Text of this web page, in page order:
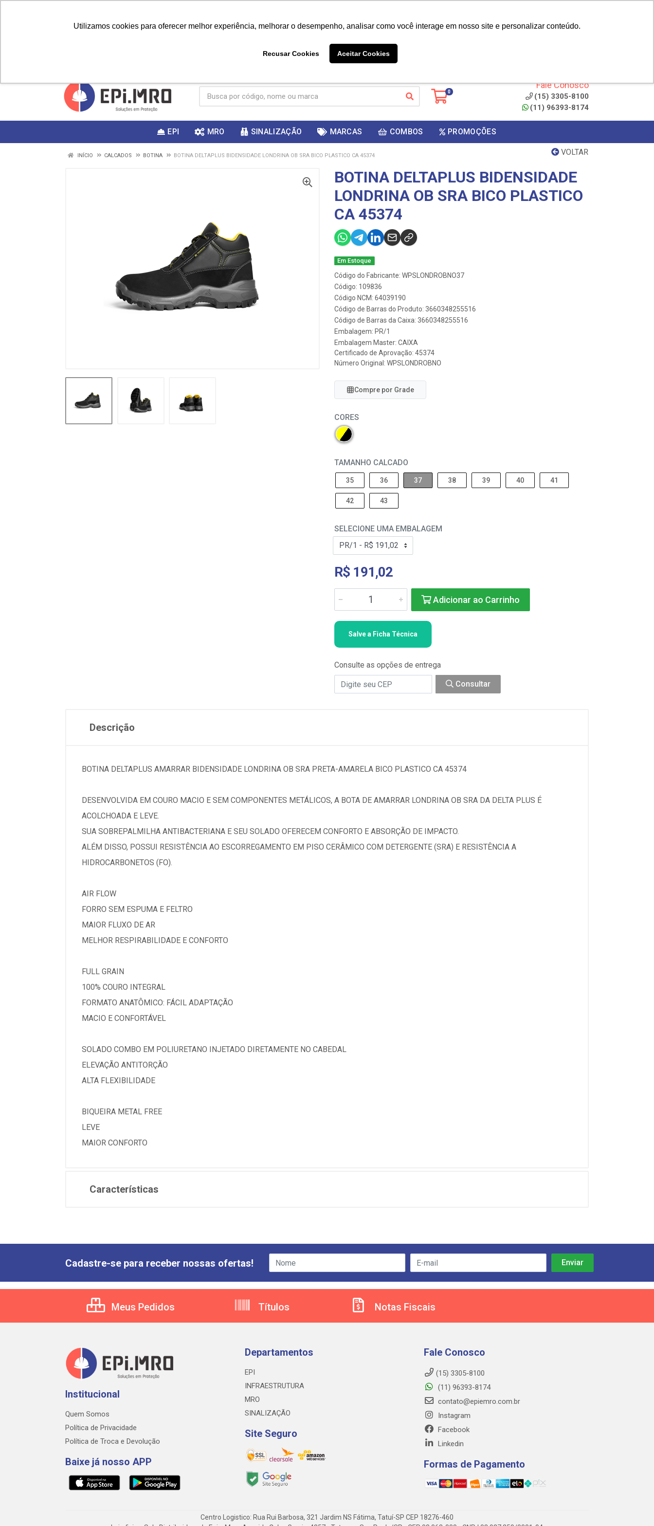
Utilizamos cookies para oferecer melhor experiência, melhorar o desempenho, analisar como você interage em nosso site e personalizar conteúdo.
Recusar Cookies Aceitar Cookies
ganhar
0
Fale Conosco
(15) 3305-8100
(11) 96393-8174
EPI MRO SINALIZAÇÃO MARCAS COMBOS PROMOÇÕES
VOLTAR
INÍCIO CALCADOS BOTINA BOTINA DELTAPLUS BIDENSIDADE LONDRINA OB SRA BICO PLASTICO CA 45374
BOTINA DELTAPLUS BIDENSIDADE
LONDRINA OB SRA BICO PLASTICO
CA 45374
Em Estoque
Código do Fabricante: WPSLONDROBNO37
Código: 109836
Código NCM: 64039190
Código de Barras do Produto: 3660348255516
Código de Barras da Caixa: 3660348255516
Embalagem: PR/1
Embalagem Master: CAIXA
Certificado de Aprovação: 45374
Número Original: WPSLONDROBNO
Compre por Grade
CORES
TAMANHO CALCADO
35 36 37 38 39 40 41
42 43
SELECIONE UMA EMBALAGEM
R$ 191,02
Adicionar ao Carrinho
Salve a Ficha Técnica
Consulte as opções de entrega
Consultar
Descrição
BOTINA DELTAPLUS AMARRAR BIDENSIDADE LONDRINA OB SRA PRETA-AMARELA BICO PLASTICO CA 45374
DESENVOLVIDA EM COURO MACIO E SEM COMPONENTES METÁLICOS, A BOTA DE AMARRAR LONDRINA OB SRA DA DELTA PLUS É
ACOLCHOADA E LEVE.
SUA SOBREPALMILHA ANTIBACTERIANA E SEU SOLADO OFERECEM CONFORTO E ABSORÇÃO DE IMPACTO.
ALÉM DISSO, POSSUI RESISTÊNCIA AO ESCORREGAMENTO EM PISO CERÂMICO COM DETERGENTE (SRA) E RESISTÊNCIA A
HIDROCARBONETOS (FO).
AIR FLOW
FORRO SEM ESPUMA E FELTRO
MAIOR FLUXO DE AR
MELHOR RESPIRABILIDADE E CONFORTO
FULL GRAIN
100% COURO INTEGRAL
FORMATO ANATÔMICO: FÁCIL ADAPTAÇÃO
MACIO E CONFORTÁVEL
SOLADO COMBO EM POLIURETANO INJETADO DIRETAMENTE NO CABEDAL
ELEVAÇÃO ANTITORÇÃO
ALTA FLEXIBILIDADE
BIQUEIRA METAL FREE
LEVE
MAIOR CONFORTO
Características
Cadastre-se para receber nossas ofertas!
Meus Pedidos Títulos Notas Fiscais
Institucional
Quem Somos
Política de Privacidade
Política de Troca e Devolução
Baixe já nosso APP
Departamentos
EPI
INFRAESTRUTURA
MRO
SINALIZAÇÃO
Site Seguro
Fale Conosco
(15) 3305-8100
(11) 96393-8174
contato@epiemro.com.br
Instagram
Facebook
Linkedin
Formas de Pagamento
Centro Logistico: Rua Rui Barbosa, 321 Jardim NS Fátima, Tatuí-SP CEP 18276-460